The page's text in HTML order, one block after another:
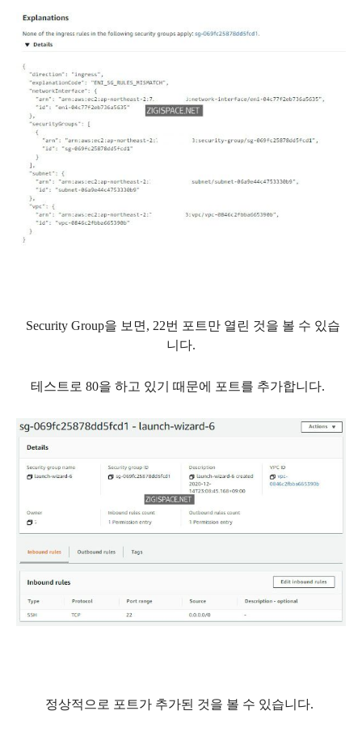
Security Group을 보면, 22번 포트만 열린 것을 볼 수 있습
니다.
테스트로 80을 하고 있기 때문에 포트를 추가합니다.
정상적으로 포트가 추가된 것을 볼 수 있습니다.